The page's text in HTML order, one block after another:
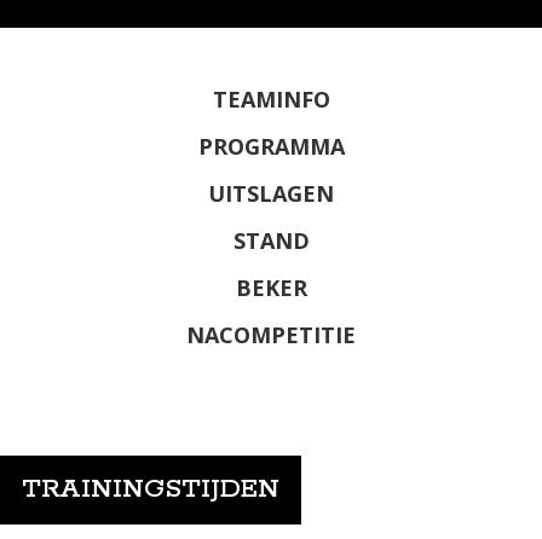
TEAMINFO
PROGRAMMA
UITSLAGEN
STAND
BEKER
NACOMPETITIE
TRAININGSTIJDEN